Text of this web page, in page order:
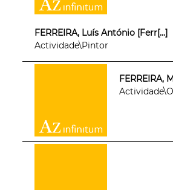
FERREIRA, Luís António [Ferr[...]
Actividade\Pintor
FERREIRA,